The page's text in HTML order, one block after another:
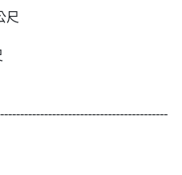
29小時 166公尺
小時 74公尺